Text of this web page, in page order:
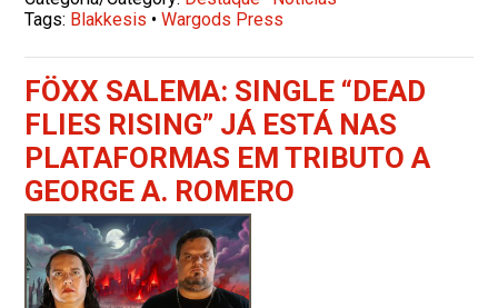
Tags: Blakkesis •Wargods Press
FÖXX SALEMA: SINGLE “DEAD
FLIES RISING” JÁ ESTÁ NAS
PLATAFORMAS EM TRIBUTO A
GEORGE A. ROMERO